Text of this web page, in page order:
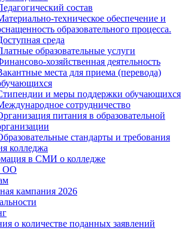
состав
техническое обеспечение и
образовательного процесса.
среда
образовательные услуги
хозяйственная деятельность
места для приема (перевода)
и меры поддержки обучающихся
сотрудничество
питания в образовательной
стандарты и требования
колледжа
в СМИ о колледже
ОО
кампания 2026
о количестве поданных заявлений